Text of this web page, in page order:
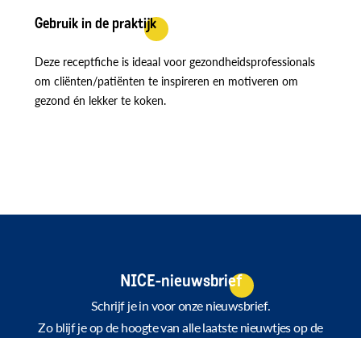
Gebruik in de praktijk
Deze receptfiche is ideaal voor gezondheidsprofessionals
om cliënten/patiënten te inspireren en motiveren om
gezond én lekker te koken.
NICE-nieuwsbrief
Schrijf je in voor onze nieuwsbrief.
Zo blijf je op de hoogte van alle laatste nieuwtjes op de